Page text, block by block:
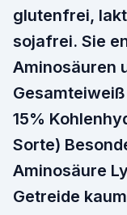
glutenfrei,
sojafrei. Sie
Aminosäuren
15%
Sorte)
Aminosäure
Getreide